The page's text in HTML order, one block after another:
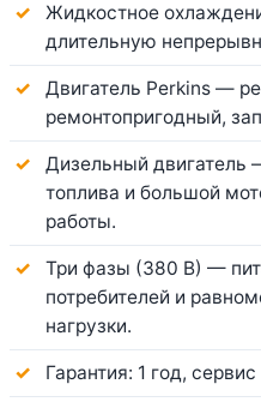
Жидкостное
длительную
Двигатель Perkins —
ремонтопригодный,
Дизельный двигатель
топлива и большой
работы.
Три фазы (380 В) —
потребителей и
нагрузки.
Гарантия: 1 год,